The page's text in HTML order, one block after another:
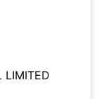
LIMITED